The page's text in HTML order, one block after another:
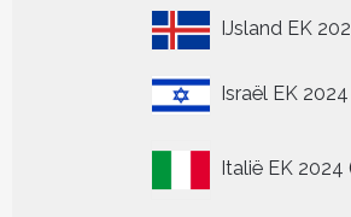
IJsland EK
Israël EK 2024
Italië EK 2024